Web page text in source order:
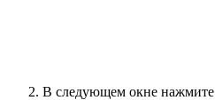
В следующем окне нажмите